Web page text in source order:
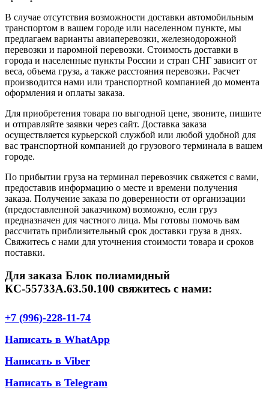
В случае отсутствия возможности доставки автомобильным
транспортом в вашем городе или населенном пункте, мы
предлагаем варианты авиаперевозки, железнодорожной
перевозки и паромной перевозки. Стоимость доставки в
города и населенные пункты России и стран СНГ зависит от
веса, объема груза, а также расстояния перевозки. Расчет
производится нами или транспортной компанией до момента
оформления и оплаты заказа.
Для приобретения товара по выгодной цене, звоните, пишите
и отправляйте заявки через сайт. Доставка заказа
осуществляется курьерской службой или любой удобной для
вас транспортной компанией до грузового терминала в вашем
городе.
По прибытии груза на терминал перевозчик свяжется с вами,
предоставив информацию о месте и времени получения
заказа. Получение заказа по доверенности от организации
(предоставленной заказчиком) возможно, если груз
предназначен для частного лица. Мы готовы помочь вам
рассчитать приблизительный срок доставки груза в днях.
Свяжитесь с нами для уточнения стоимости товара и сроков
поставки.
Для заказа Блок полиамидный
КС-55733А.63.50.100 свяжитесь с нами:
+7 (996)-228-11-74
Написать в WhatApp
Написать в Viber
Написать в Telegram